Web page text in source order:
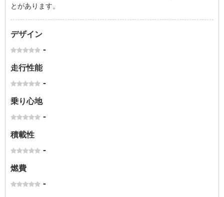
とがあります。
デザイン
-
走行性能
-
乗り心地
-
積載性
-
燃費
-